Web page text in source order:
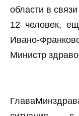
области в
12 человек,
Ивано-
Министр